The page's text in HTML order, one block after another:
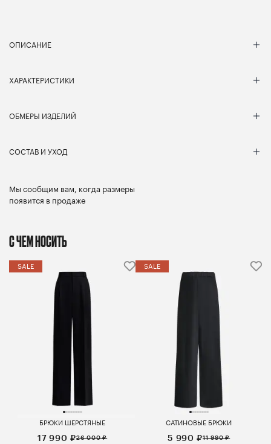
ОПИСАНИЕ
ХАРАКТЕРИСТИКИ
ОБМЕРЫ ИЗДЕЛИЙ
СОСТАВ И УХОД
Мы сообщим вам, когда размеры
появится в продаже
С ЧЕМ НОСИТЬ
SALE
БРЮКИ ШЕРСТЯНЫЕ
17 990 ₽26 000 ₽
SALE
САТИНОВЫЕ БРЮКИ
5 990 ₽11 990 ₽